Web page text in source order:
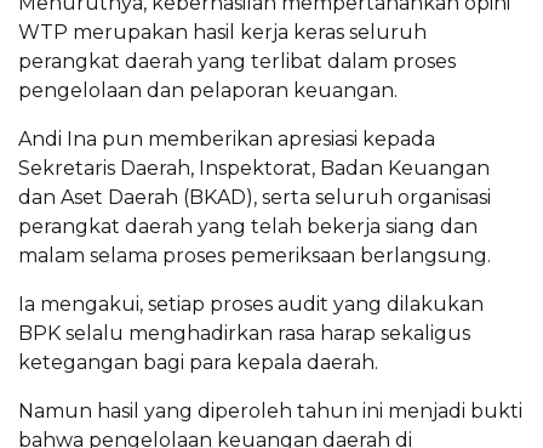
WTP merupakan hasil kerja keras seluruh
perangkat daerah yang terlibat dalam proses
pengelolaan dan pelaporan keuangan.
Andi Ina pun memberikan apresiasi kepada
Sekretaris Daerah, Inspektorat, Badan Keuangan
dan Aset Daerah (BKAD), serta seluruh organisasi
perangkat daerah yang telah bekerja siang dan
malam selama proses pemeriksaan berlangsung.
Ia mengakui, setiap proses audit yang dilakukan
BPK selalu menghadirkan rasa harap sekaligus
ketegangan bagi para kepala daerah.
Namun hasil yang diperoleh tahun ini menjadi bukti
bahwa pengelolaan keuangan daerah di